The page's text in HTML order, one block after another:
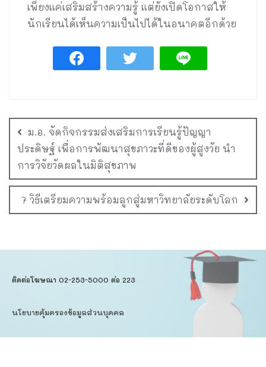
เพียงแค่เสริมสร้างความรู้ แต่ยังเปิดโอกาสให้
นักเรียนได้เห็นความเป็นไปได้ในอนาคตอีกด้วย
ม.อ. จัดกิจกรรมส่งเสริมการเรียนรู้ปัญญา
ประดิษฐ์ เพื่อการพัฒนาสุขภาวะที่ดีของผู้สูงวัย นำ
การวิจัยวัดผลในมิติสุขภาพ
7 วิธีเตรียมความพร้อมลูกสู่มหาวิทยาลัยระดับโลก
ติดต่อโฆษณา 02-253-5000​ ต่อ 223
นโยบายคุ้มครองข้อมูลส่วนบุคคล​